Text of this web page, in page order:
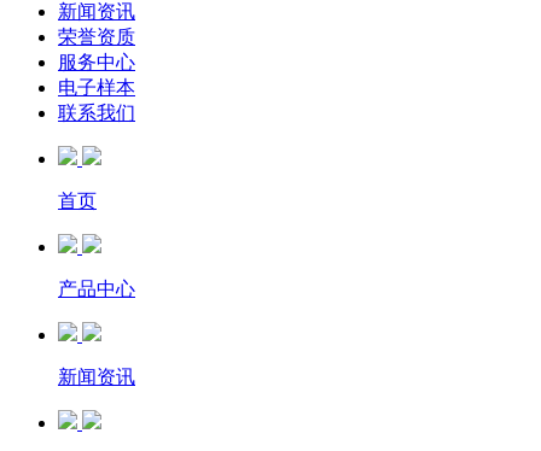
新闻资讯
荣誉资质
服务中心
电子样本
联系我们
首页
产品中心
新闻资讯